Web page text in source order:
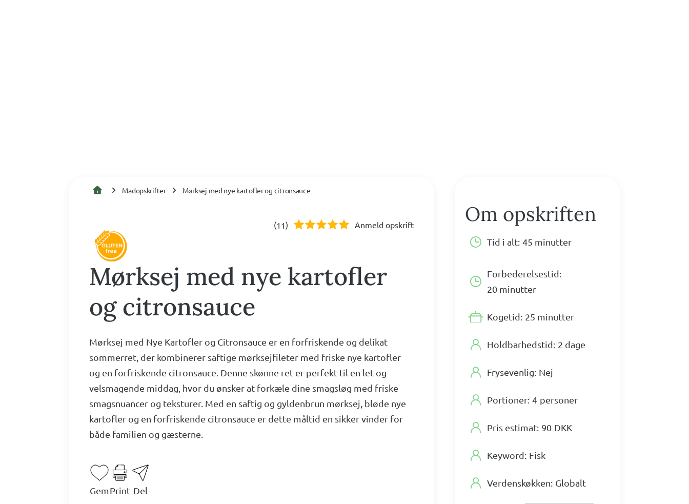
Madopskrifter Mørksej med nye kartofler og citronsauce
(11) Anmeld opskrift
Mørksej med nye kartofler
og citronsauce
Mørksej med Nye Kartofler og Citronsauce er en forfriskende og delikat
sommerret, der kombinerer saftige mørksejfileter med friske nye kartofler
og en forfriskende citronsauce. Denne skønne ret er perfekt til en let og
velsmagende middag, hvor du ønsker at forkæle dine smagsløg med friske
smagsnuancer og teksturer. Med en saftig og gyldenbrun mørksej, bløde nye
kartofler og en forfriskende citronsauce er dette måltid en sikker vinder for
både familien og gæsterne.
GemPrint Del
Om opskriften
Tid i alt: 45 minutter
Forbederelsestid:
20 minutter
Kogetid: 25 minutter
Holdbarhedstid: 2 dage
Frysevenlig: Nej
Portioner: 4 personer
Pris estimat: 90 DKK
Keyword: Fisk
Verdenskøkken: Globalt